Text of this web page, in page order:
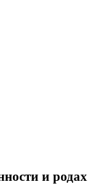
и родах